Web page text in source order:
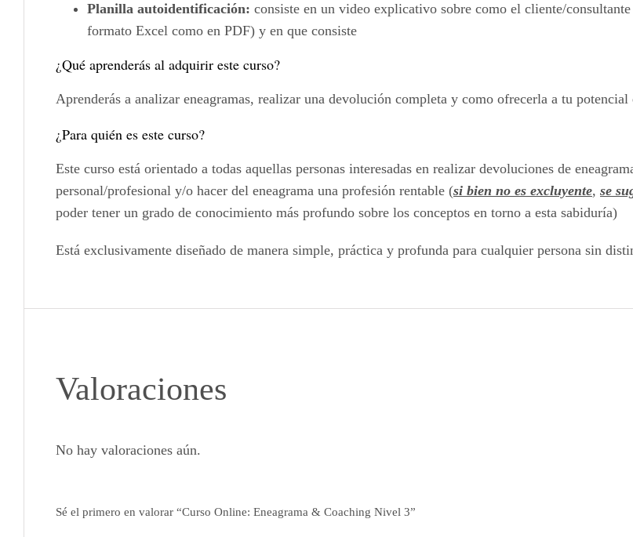
Planilla autoidentificación: consiste en un video explicativo sobre como el cliente/
formato Excel como en PDF) y en que consiste
¿Qué aprenderás al adquirir este curso?
Aprenderás a analizar eneagramas, realizar una devolución completa y como ofrecerla a tu
¿Para quién es este curso?
Este curso está orientado a todas aquellas personas interesadas en realizar devoluciones de
personal/profesional y/o hacer del eneagrama una profesión rentable (si bien no es excluyente, se
poder tener un grado de conocimiento más profundo sobre los conceptos en torno a esta sabiduría)
Está exclusivamente diseñado de manera simple, práctica y profunda para cualquier persona sin
Valoraciones
No hay valoraciones aún.
Sé el primero en valorar “Curso Online: Eneagrama & Coaching Nivel 3”